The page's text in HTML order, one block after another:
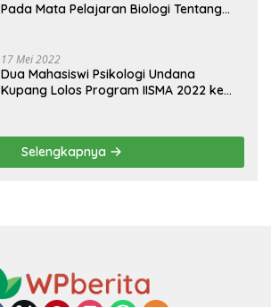
Pada Mata Pelajaran Biologi Tentang
17 Mei 2022
Dua Mahasiswi Psikologi Undana
Kupang Lolos Program IISMA 2022 ke
Selengkapnya